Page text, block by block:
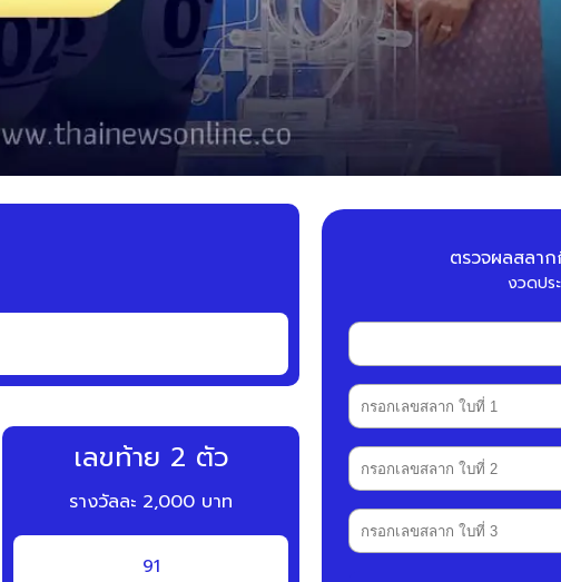
เลขท้าย 2 ตัว
รางวัลละ 2,000 บาท
91
ตรวจผลสลา
งวดปร